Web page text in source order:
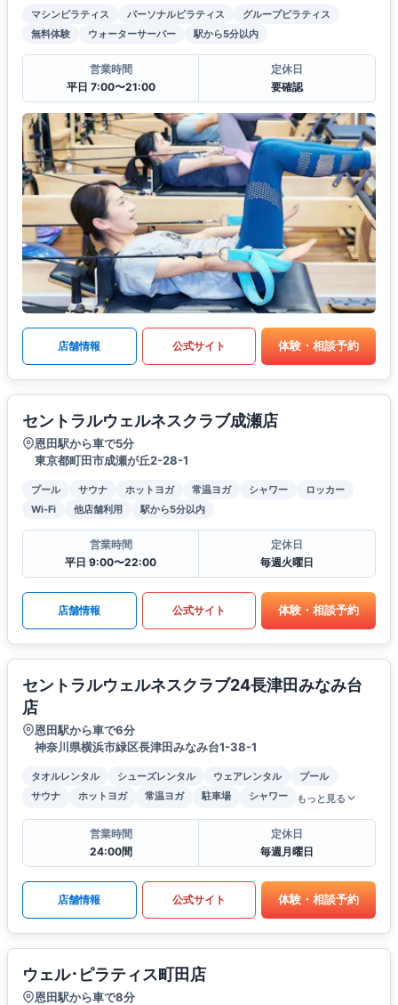
マシンピラティス パーソナルピラティス
グループピラティス
無料体験
ウォーターサーバー 駅から5分以内
営業時間
平日 7:00〜21:00
定休日
要確認
店舗情報 公式サイト 体験・相談予約
セントラルウェルネスクラブ成瀬店
恩田駅から車で5分
東京都町田市成瀬が丘2-28-1
プール サウナ ホットヨガ 常温ヨガ シャワー
ロッカー
Wi-Fi
他店舗利用 駅から5分以内
営業時間
平日 9:00〜22:00
定休日
毎週火曜日
店舗情報 公式サイト 体験・相談予約
セントラルウェルネスクラブ24長津田みなみ台
店
恩田駅から車で6分
神奈川県横浜市緑区長津田みなみ台1-38-1
タオルレンタル シューズレンタル ウェアレンタル
プール
サウナ
ホットヨガ 常温ヨガ 駐車場 シャワー もっと見る
営業時間
24:00間
定休日
毎週月曜日
店舗情報 公式サイト 体験・相談予約
ウェル･ピラティス町田店
恩田駅から車で8分